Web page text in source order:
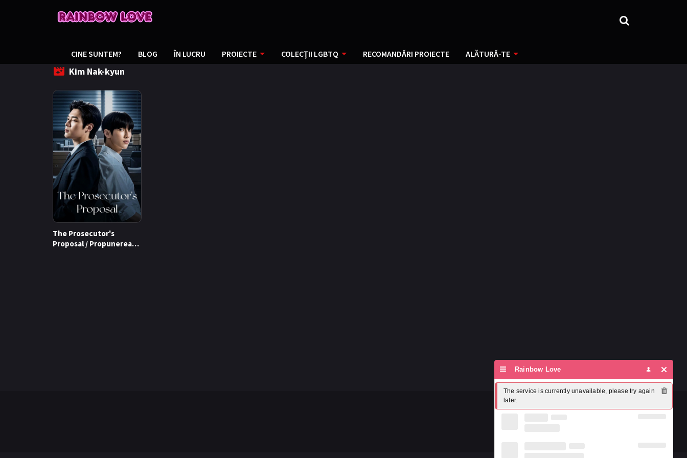
CINE SUNTEM? BLOG ÎN LUCRU PROIECTE COLECȚII LGBTQ RECOMANDĂRI PROIECTE ALĂTURĂ-TE
Kim Nak-kyun
The Prosecutor's
Proposal / Propunerea
Rainbow Love
The service is currently unavailable, please try again
later.